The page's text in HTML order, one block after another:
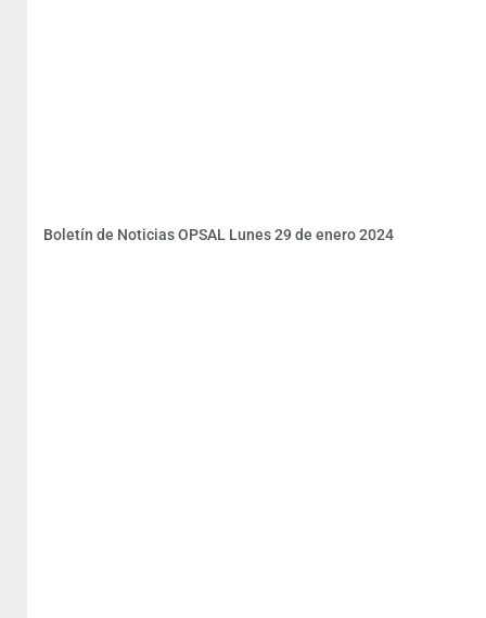
Boletín de Noticias OPSAL Lunes 29 de enero 2024